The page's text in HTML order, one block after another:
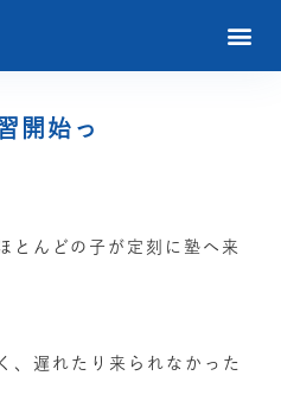
開始っ
とんどの子が定刻に塾へ来
、遅れたり来られなかった